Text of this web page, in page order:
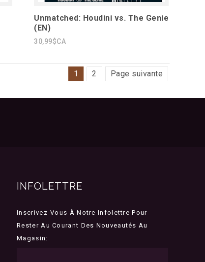
Unmatched: Houdini vs. The Genie
(EN)
30,99$CA
1 2 Page suivante
INFOLETTRE
Inscrivez-Vous À Notre Infolettre Pour
Rester Au Courant Des Nouveautés Au
Magasin: